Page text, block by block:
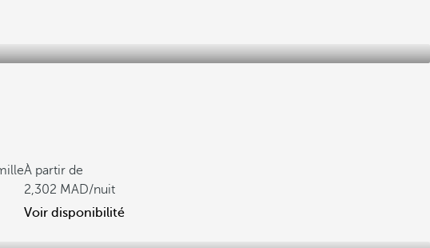
À partir de
2,302
/nuit
Voir disponibilité